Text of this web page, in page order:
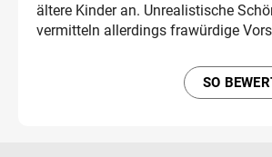
ältere Kinder an. Unrealistische
vermitteln allerdings frawürdige
SO